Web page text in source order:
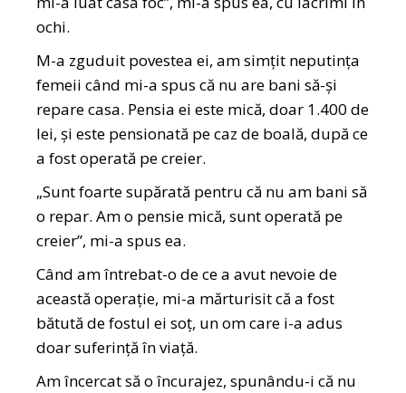
ochi.
M-a zguduit povestea ei, am simțit neputința
femeii când mi-a spus că nu are bani să-și
repare casa. Pensia ei este mică, doar 1.400 de
lei, și este pensionată pe caz de boală, după ce
a fost operată pe creier.
„Sunt foarte supărată pentru că nu am bani să
o repar. Am o pensie mică, sunt operată pe
creier”, mi-a spus ea.
Când am întrebat-o de ce a avut nevoie de
această operație, mi-a mărturisit că a fost
bătută de fostul ei soț, un om care i-a adus
doar suferință în viață.
Am încercat să o încurajez, spunându-i că nu